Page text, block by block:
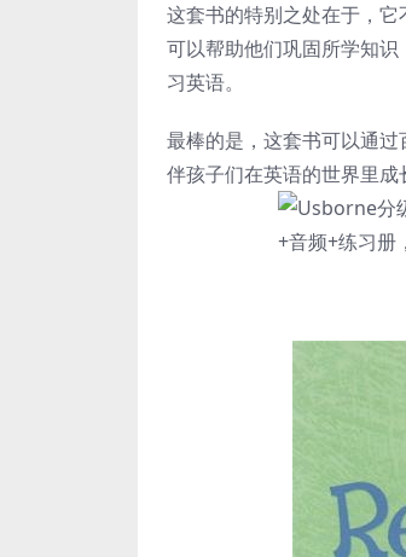
这套书的特别之处在于，
可以帮助他们巩固所学知
习英语。
最棒的是，这套书可以通
伴孩子们在英语的世界里成